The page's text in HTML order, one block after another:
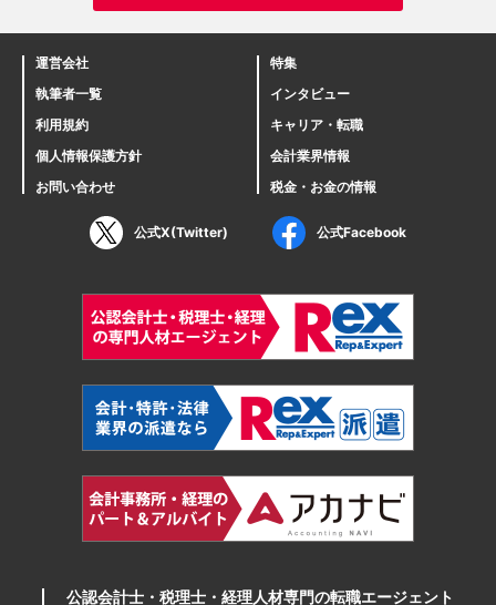
運営会社
執筆者一覧
利用規約
個人情報保護方針
お問い合わせ
特集
インタビュー
キャリア・転職
会計業界情報
税金・お金の情報
公式X(Twitter) 公式Facebook
公認会計士・税理士・経理人材専門の転職エージェント